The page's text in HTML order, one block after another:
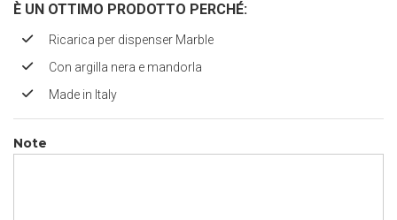
È UN OTTIMO PRODOTTO PERCHÉ:
Ricarica per dispenser Marble
Con argilla nera e mandorla
Made in Italy
Note